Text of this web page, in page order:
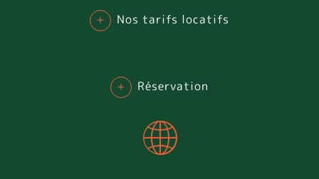
+ Nos tarifs locatifs
+ Réservation